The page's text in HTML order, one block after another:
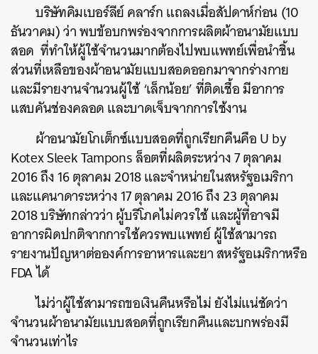
บริษัทคิมเบอร์ลีย์ คลาร์ก แถลงเมื่อสัปดาห์ก่อน (10
ธันวาคม) ว่า พบข้อบกพร่องจากการผลิตผ้าอนามัยแบบ
สอด ที่ทำให้ผู้ใช้จำนวนมากต้องไปพบแพทย์เพื่อนำชิ้น
ส่วนที่เหลือของผ้าอนามัยแบบสอดออกมาจากร่างกาย
และมีรายงานจำนวนผู้ใช้ ‘เล็กน้อย’ ที่ติดเชื้อ มีอาการ
แสบคันช่องคลอด และบาดเจ็บจากการใช้งาน
ผ้าอนามัยโกเต็กซ์แบบสอดที่ถูกเรียกคืนคือ U by
Kotex Sleek Tampons ล็อตที่ผลิตระหว่าง 7 ตุลาคม
2016 ถึง 16 ตุลาคม 2018 และจำหน่ายในสหรัฐอเมริกา
และแคนาดาระหว่าง 17 ตุลาคม 2016 ถึง 23 ตุลาคม
2018 บริษัทกล่าวว่า ผู้บริโภคไม่ควรใช้ และผู้ที่อาจมี
อาการผิดปกติจากการใช้ควรพบแพทย์ ผู้ใช้สามารถ
รายงานปัญหาต่อองค์การอาหารและยา สหรัฐอเมริกาหรือ
FDA ได้
ไม่ว่าผู้ใช้สามารถขอเงินคืนหรือไม่ ยังไม่แน่ชัดว่า
จำนวนผ้าอนามัยแบบสอดที่ถูกเรียกคืนและบกพร่องมี
จำนวนเท่าไร